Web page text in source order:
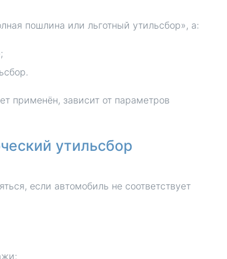
пошлина или льготный утильсбор», а:
применён, зависит от параметров
утильсбор
если автомобиль не соответствует